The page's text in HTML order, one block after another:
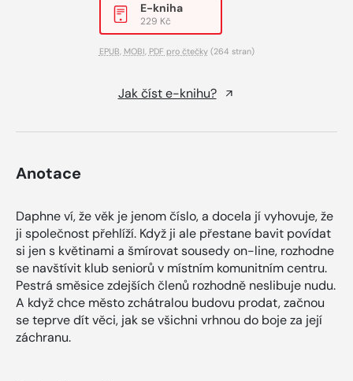
E-kniha
229 Kč
EPUB, MOBI, PDF pro čtečky(264 stran)
Jak číst e-knihu?
Anotace
Daphne ví, že věk je jenom číslo, a docela jí vyhovuje, že
ji společnost přehlíží. Když ji ale přestane bavit povídat
si jen s květinami a šmírovat sousedy on-line, rozhodne
se navštívit klub seniorů v místním komunitním centru.
Pestrá směsice zdejších členů rozhodně neslibuje nudu.
A když chce město zchátralou budovu prodat, začnou
se teprve dít věci, jak se všichni vrhnou do boje za její
záchranu.